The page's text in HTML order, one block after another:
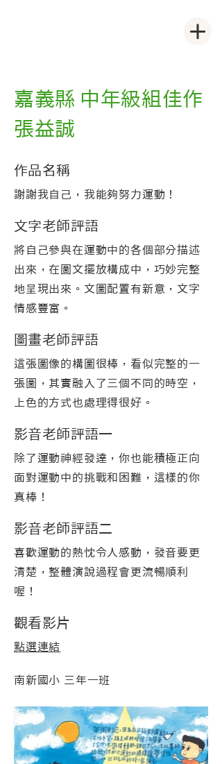
嘉義縣 中年級組佳作
張益誠
作品名稱
謝謝我自己，我能夠努力運動！
文字老師評語
將自己參與在運動中的各個部分描述
出來，在圖文擺放構成中，巧妙完整
地呈現出來。文圖配置有新意，文字
情感豐富。
圖畫老師評語
這張圖像的構圖很棒，看似完整的一
張圖，其實融入了三個不同的時空，
上色的方式也處理得很好。
影音老師評語一
除了運動神經發達，你也能積極正向
面對運動中的挑戰和困難，這樣的你
真棒！
影音老師評語二
喜歡運動的熱忱令人感動，發音要更
清楚，整體演說過程會更流暢順利
喔！
觀看影片
點選連結
南新國小 三年一班